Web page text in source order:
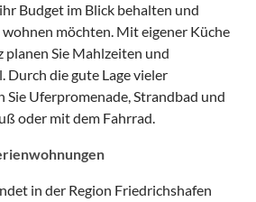
Budget im Blick behalten und
möchten. Mit eigener Küche
planen Sie Mahlzeiten und
Durch die gute Lage vieler
Uferpromenade, Strandbad und
oder mit dem Fahrrad.
in der Region Friedrichshafen